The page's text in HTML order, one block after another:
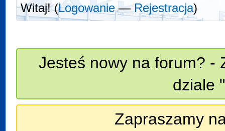
Witaj! (Logowanie—Rejestracja)
Jesteś nowy na forum? -
dziale
Zapraszamy